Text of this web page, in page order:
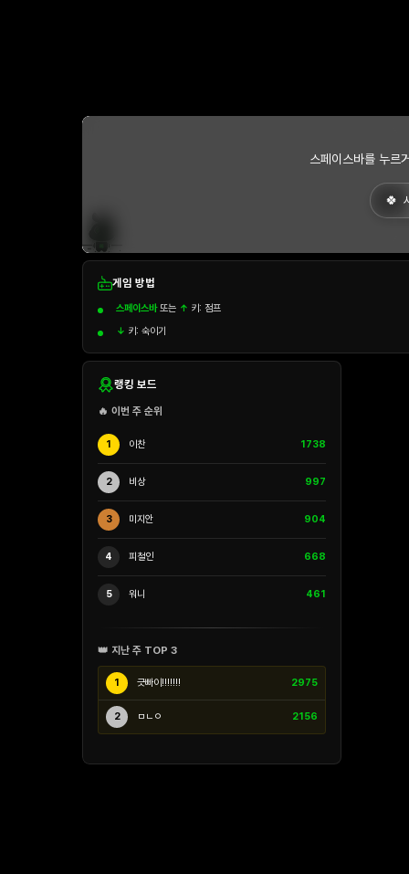
스페이스바를 누르
게임 방법
스페이스바또는 ↑ 키: 점프
↓ 키: 숙이기
랭킹 보드
🔥 이번 주 순위
1 이찬 1738
2 비상 997
3 미지안 904
4 피철인 668
5 워니 461
👑 지난 주 TOP 3
1 긋빠이!!!!!!! 2975
2 ㅁㄴㅇ 2156